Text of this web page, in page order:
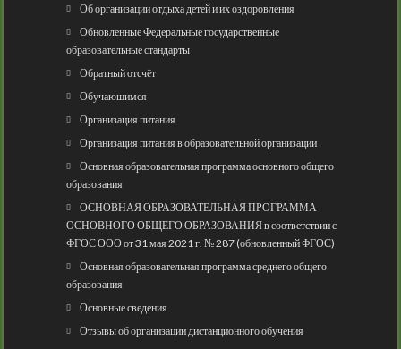
Об организации отдыха детей и их оздоровления
Обновленные Федеральные государственные
образовательные стандарты
Обратный отсчёт
Обучающимся
Организация питания
Организация питания в образовательной организации
Основная образовательная программа основного общего
образования
ОСНОВНАЯ ОБРАЗОВАТЕЛЬНАЯ ПРОГРАММА
ОСНОВНОГО ОБЩЕГО ОБРАЗОВАНИЯ в соответствии с
ФГОС ООО от 31 мая 2021 г. № 287 (обновленный ФГОС)
Основная образовательная программа среднего общего
образования
Основные сведения
Отзывы об организации дистанционного обучения